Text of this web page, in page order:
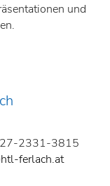
und
2331-3815
ferlach.at